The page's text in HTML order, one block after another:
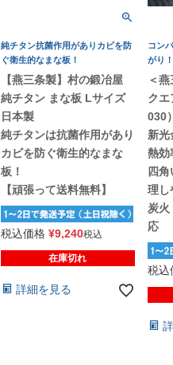
純チタン抗菌作用がありカビを防
ぐ衛生的なまな板！
【燕三条製】村の鍛冶屋
純チタン まな板 Lサイズ
日本製
純チタンは抗菌作用があり
カビを防ぐ衛生的なまな
板！
【頑張って送料無料】
税込価格 ¥9,240税込
在庫切れ
詳細を見る
コン
がり！
＜
クエ
030）
新
熱効
四
理し
炭火
応
税込